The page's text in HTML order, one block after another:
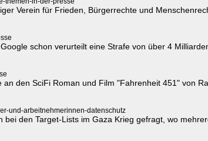
Verein für Frieden, Bürgerrechte und
schon verurteilt eine Strafe von über 4
den SciFi Roman und Film "Fahrenheit 451" von
und-arbeitnehmerinnen-datenschutz
den Target-Lists im Gaza Krieg gefragt, wo